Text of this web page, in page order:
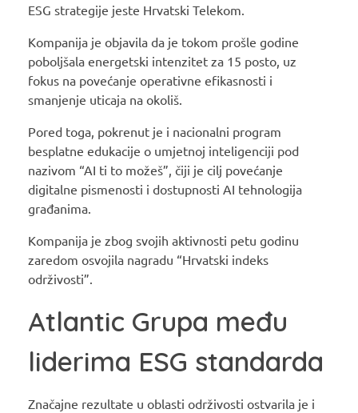
ESG strategije jeste Hrvatski Telekom.
Kompanija je objavila da je tokom prošle godine
poboljšala energetski intenzitet za 15 posto, uz
fokus na povećanje operativne efikasnosti i
smanjenje uticaja na okoliš.
Pored toga, pokrenut je i nacionalni program
besplatne edukacije o umjetnoj inteligenciji pod
nazivom “AI ti to možeš”, čiji je cilj povećanje
digitalne pismenosti i dostupnosti AI tehnologija
građanima.
Kompanija je zbog svojih aktivnosti petu godinu
zaredom osvojila nagradu “Hrvatski indeks
održivosti”.
Atlantic Grupa među
liderima ESG standarda
Značajne rezultate u oblasti održivosti ostvarila je i